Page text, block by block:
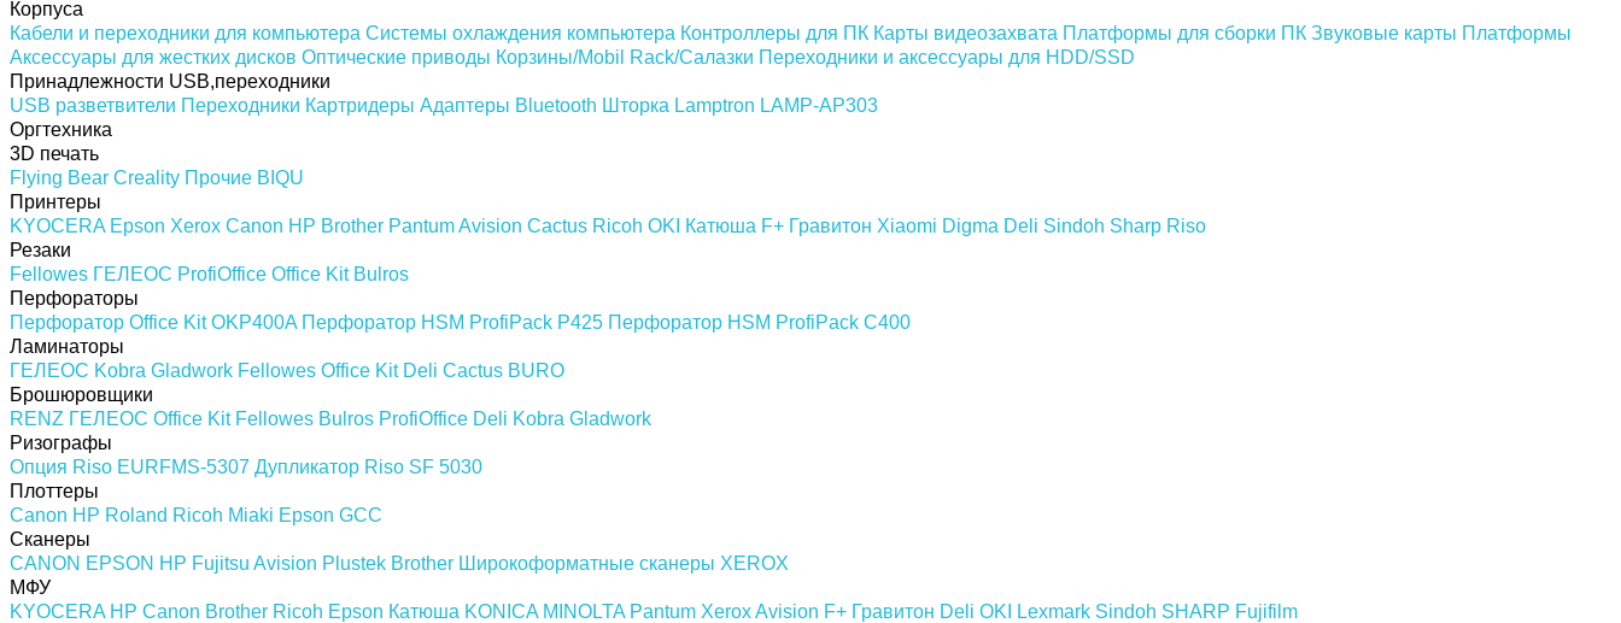
Корпуса
Кабели и переходники для компьютера Системы охлаждения компьютера Контроллеры для ПК Карты видеозахвата Платформы для сборки ПК Звуковые карты Платформы
Аксессуары для жестких дисков Оптические приводы Корзины/Mobil Rack/Салазки Переходники и аксессуары для HDD/SSD
Принадлежности USB,переходники
USB разветвители Переходники Картридеры Адаптеры Bluetooth Шторка Lamptron LAMP-AP303
Оргтехника
3D печать
Flying Bear Creality Прочие BIQU
Принтеры
KYOCERA Epson Xerox Canon HP Brother PantumAvision Cactus Ricoh OKI Катюша F+ Гравитон Xiaomi Digma Deli Sindoh Sharp Riso
Резаки
Fellowes ГЕЛЕОС ProfiOffice Office Kit Bulros
Перфораторы
Перфоратор Office Kit OKP400A Перфоратор HSM ProfiPack P425 Перфоратор HSM ProfiPack C400
Ламинаторы
ГЕЛЕОС Kobra Gladwork Fellowes Office Kit Deli Cactus BURO
Брошюровщики
RENZ ГЕЛЕОС Office Kit Fellowes Bulros ProfiOffice Deli Kobra Gladwork
Ризографы
Опция Riso EURFMS-5307 Дупликатор Riso SF 5030
Плоттеры
Canon HP Roland Ricoh Miaki Epson GCC
Сканеры
CANON EPSON HP Fujitsu Avision Plustek Brother Широкоформатные сканеры XEROX
МФУ
KYOCERA HP Canon Brother Ricoh Epson Катюша KONICA MINOLTA Pantum XeroxAvision F+ Гравитон Deli OKI Lexmark Sindoh SHARP Fujifilm